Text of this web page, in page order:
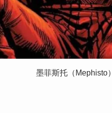
墨菲斯托（Mephisto）